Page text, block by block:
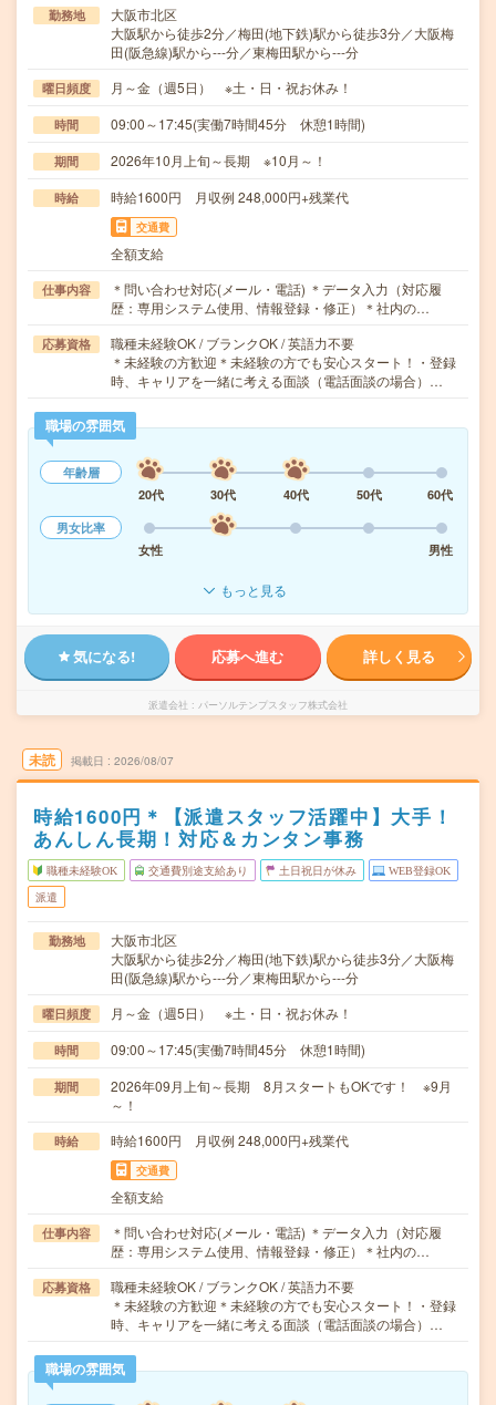
勤務地
大阪市北区
大阪駅から徒歩2分／梅田(地下鉄)駅から徒歩3分／大阪梅
田(阪急線)駅から---分／東梅田駅から---分
曜日頻度 月～金（週5日） ※土・日・祝お休み！
時間 09:00～17:45(実働7時間45分 休憩1時間)
期間 2026年10月上旬～長期 ※10月～！
時給 時給1600円 月収例 248,000円+残業代
交通費
全額支給
仕事内容
＊問い合わせ対応(メール・電話) ＊データ入力（対応履
歴：専用システム使用、情報登録・修正）＊社内の…
応募資格
職種未経験OK / ブランクOK / 英語力不要
＊未経験の方歓迎＊未経験の方でも安心スタート！・登録
時、キャリアを一緒に考える面談（電話面談の場合）…
職場の雰囲気
年齢層
20代
30代 40代 50代
60代
男女比率
女性
男性
もっと見る
気になる! 応募へ進む 詳しく見る
派遣会社 パーソルテンプスタッフ株式会社
未読 掲載日 2026/08/07
時給1600円＊【派遣スタッフ活躍中】大手！
あんしん長期！対応＆カンタン事務
職種未経験OK 交通費別途支給あり 土日祝日が休み WEB登録OK
派遣
勤務地
大阪市北区
大阪駅から徒歩2分／梅田(地下鉄)駅から徒歩3分／大阪梅
田(阪急線)駅から---分／東梅田駅から---分
曜日頻度 月～金（週5日） ※土・日・祝お休み！
時間 09:00～17:45(実働7時間45分 休憩1時間)
期間
2026年09月上旬～長期 8月スタートもOKです！ ※9月
～！
時給 時給1600円 月収例 248,000円+残業代
交通費
全額支給
仕事内容
＊問い合わせ対応(メール・電話) ＊データ入力（対応履
歴：専用システム使用、情報登録・修正）＊社内の…
応募資格
職種未経験OK / ブランクOK / 英語力不要
＊未経験の方歓迎＊未経験の方でも安心スタート！・登録
時、キャリアを一緒に考える面談（電話面談の場合）…
職場の雰囲気